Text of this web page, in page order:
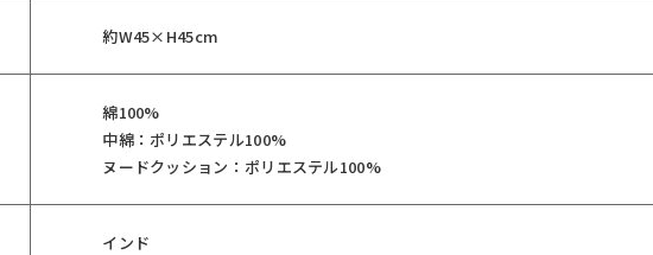
約W45×H45cm
綿100%
中綿：ポリエステル100%
ヌードクッション：ポリエステル100%
インド